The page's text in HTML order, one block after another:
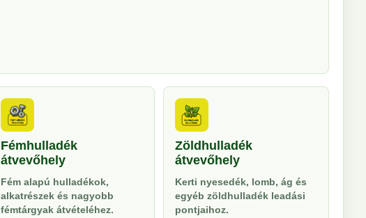
Fémhulladék
átvevőhely
Fém alapú hulladékok,
alkatrészek és nagyobb
fémtárgyak átvételéhez.
Zöldhulladék
átvevőhely
Kerti nyesedék, lomb, ág és
egyéb zöldhulladék leadási
pontjaihoz.